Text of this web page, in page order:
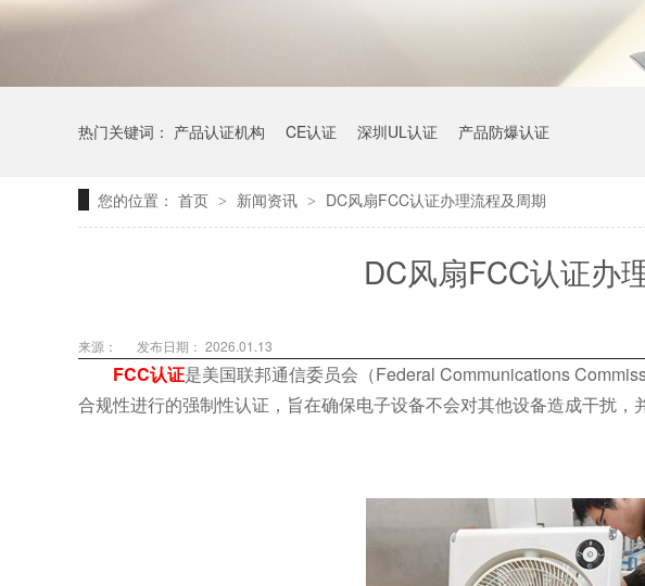
热门关键词： 产品认证机构 CE认证 深圳UL认证 产品防爆认证
您的位置： 首页 > 新闻资讯 > DC风扇FCC认证办理流程及周期
DC风扇FCC认证办
来源： 发布日期： 2026.01.13
FCC认证是美国联邦通信委员会（Federal Communications
合规性进行的强制性认证，旨在确保电子设备不会对其他设备造成干扰，